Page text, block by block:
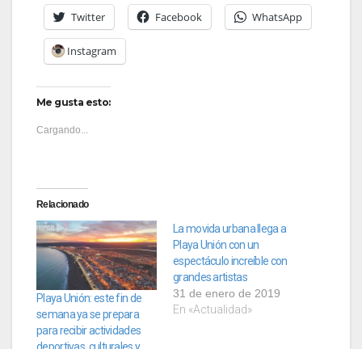
Twitter Facebook WhatsApp
Instagram
Me gusta esto:
Cargando...
Relacionado
Playa Unión: este fin de
semana ya se prepara
para recibir actividades
deportivas, culturales y
La movida urbana llega a
Playa Unión con un
espectáculo increíble con
grandes artistas
31 de enero de 2019
En «Actualidad»